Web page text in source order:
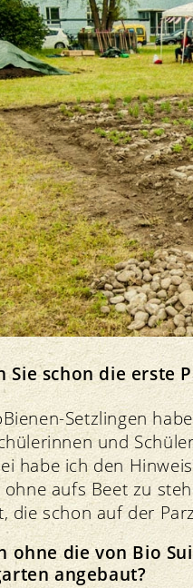
Sie schon die erste
Setzlingen
und
habe ich den
aufs Beet zu
die schon auf der
ohne die von Bio
angebaut?